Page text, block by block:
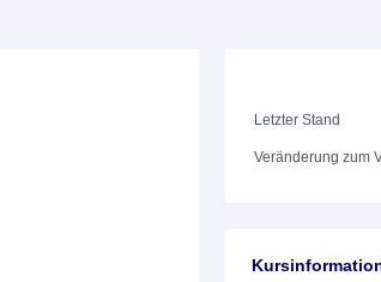
Letzter Stand
Veränderung zum